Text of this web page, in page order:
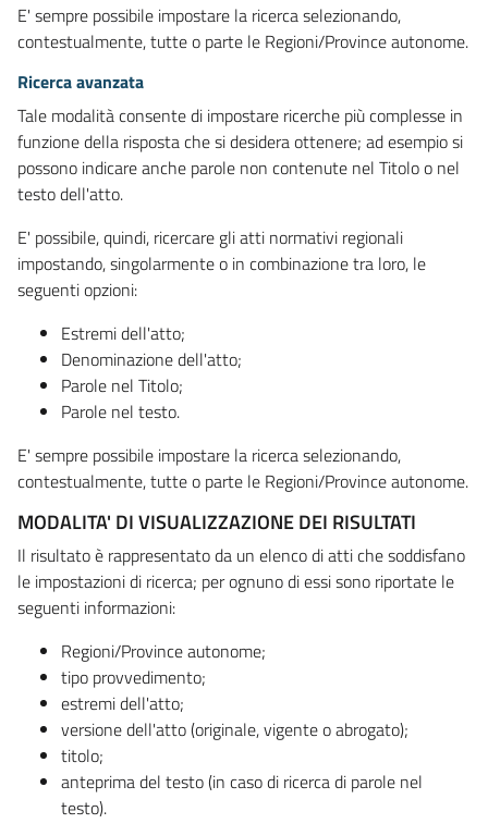
E' sempre possibile impostare la ricerca selezionando,
contestualmente, tutte o parte le Regioni/Province autonome.
Ricerca avanzata
Tale modalità consente di impostare ricerche più complesse in
funzione della risposta che si desidera ottenere; ad esempio si
possono indicare anche parole non contenute nel Titolo o nel
testo dell'atto.
E' possibile, quindi, ricercare gli atti normativi regionali
impostando, singolarmente o in combinazione tra loro, le
seguenti opzioni:
Estremi dell'atto;
Denominazione dell'atto;
Parole nel Titolo;
Parole nel testo.
E' sempre possibile impostare la ricerca selezionando,
contestualmente, tutte o parte le Regioni/Province autonome.
MODALITA' DI VISUALIZZAZIONE DEI RISULTATI
Il risultato è rappresentato da un elenco di atti che soddisfano
le impostazioni di ricerca; per ognuno di essi sono riportate le
seguenti informazioni:
Regioni/Province autonome;
tipo provvedimento;
estremi dell'atto;
versione dell'atto (originale, vigente o abrogato);
titolo;
anteprima del testo (in caso di ricerca di parole nel
testo).